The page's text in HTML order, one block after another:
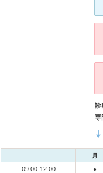
診
専
月
09:00-12:00 ●